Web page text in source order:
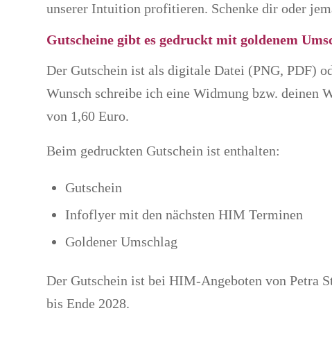
unserer Intuition profitieren. Schenke dir oder
Gutscheine gibt es gedruckt mit goldenem
Der Gutschein ist als digitale Datei (PNG, PDF)
Wunsch schreibe ich eine Widmung bzw. deinen
von 1,60 Euro.
Beim gedruckten Gutschein ist enthalten:
Gutschein
Infoflyer mit den nächsten HIM Terminen
Goldener Umschlag
Der Gutschein ist bei HIM-Angeboten von Petra
bis Ende 2028.